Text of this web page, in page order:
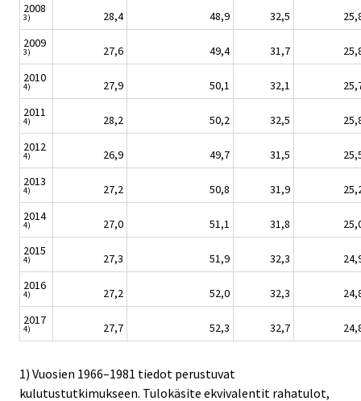
2008
3) 28,4 48,9 32,5
2009
3) 27,6 49,4 31,7
2010
4) 27,9 50,1 32,1
2011
4) 28,2 50,2 32,5
2012
4) 26,9 49,7 31,5
2013
4) 27,2 50,8 31,9
2014
4) 27,0 51,1 31,8
2015
4) 27,3 51,9 32,3
2016
4) 27,2 52,0 32,3
2017
4) 27,7 52,3 32,7
1) Vuosien 1966–1981 tiedot perustuvat
kulutustutkimukseen. Tulokäsite ekvivalentit rahatulot,